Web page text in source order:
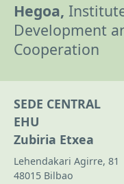
Hegoa,
Development
Cooperation
SEDE CENTRAL
EHU
Zubiria Etxea
Lehendakari Agirre, 81
48015 Bilbao